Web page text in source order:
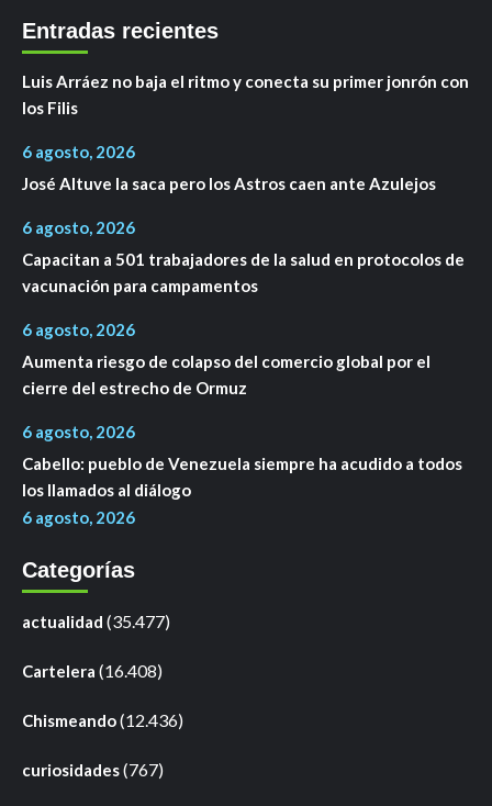
Entradas recientes
Luis Arráez no baja el ritmo y conecta su primer jonrón con
los Filis
6 agosto, 2026
José Altuve la saca pero los Astros caen ante Azulejos
6 agosto, 2026
Capacitan a 501 trabajadores de la salud en protocolos de
vacunación para campamentos
6 agosto, 2026
Aumenta riesgo de colapso del comercio global por el
cierre del estrecho de Ormuz
6 agosto, 2026
Cabello: pueblo de Venezuela siempre ha acudido a todos
los llamados al diálogo
6 agosto, 2026
Categorías
actualidad (35.477)
Cartelera (16.408)
Chismeando(12.436)
curiosidades(767)